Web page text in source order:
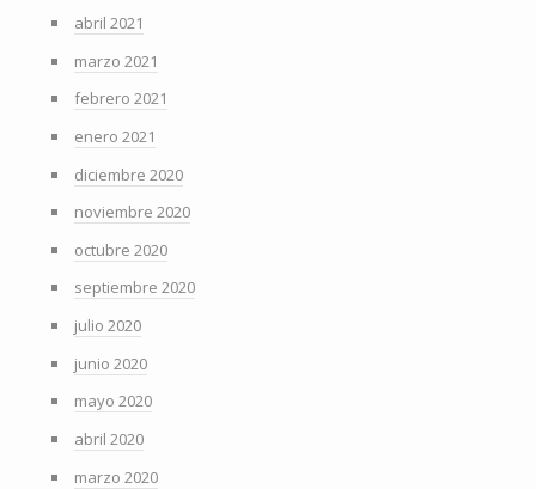
abril 2021
marzo 2021
febrero 2021
enero 2021
diciembre 2020
noviembre 2020
octubre 2020
septiembre 2020
julio 2020
junio 2020
mayo 2020
abril 2020
marzo 2020